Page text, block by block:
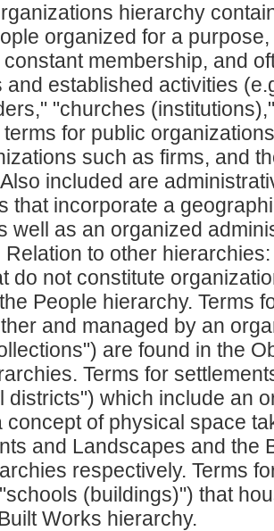
hierarchy
organized for a
membership, and
and established activities
"churches
for public
such as firms, and
included are
that incorporate a
well as an organized
to other
do not constitute
People hierarchy. Terms
and managed by an
are found in the
Terms for
districts") which include an
concept of physical space
and Landscapes and the
respectively. Terms
(buildings)") that
Works hierarchy.